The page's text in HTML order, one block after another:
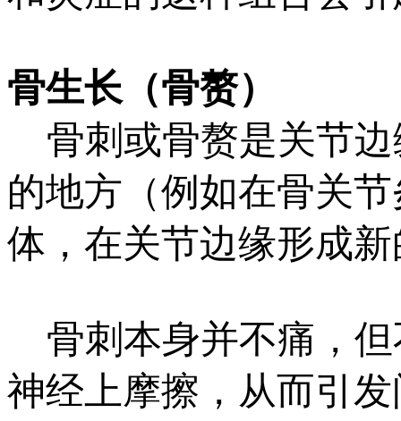
骨生长（骨赘）
骨刺或骨赘是关节边
的地方（例如在骨关
体，在关节边缘形成
骨刺本身并不痛，但
神经上摩擦，从而引